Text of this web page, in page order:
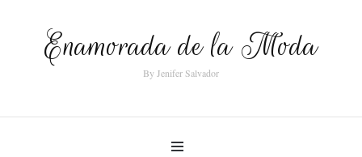
Enamorada de la Moda
By Jenifer Salvador